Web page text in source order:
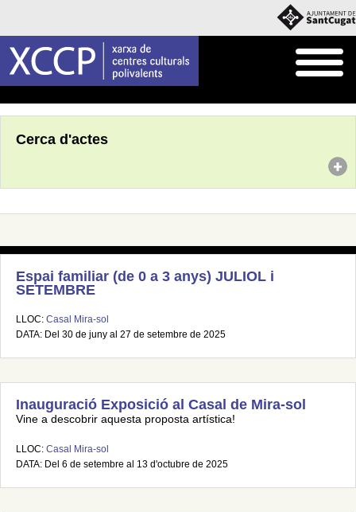
Cerca d'actes
Espai familiar (de 0 a 3 anys) JULIOL i
SETEMBRE
LLOC: Casal Mira-sol
DATA: Del 30 de juny al 27 de setembre de 2025
Inauguració Exposició al Casal de Mira-sol
Vine a descobrir aquesta proposta artística!
LLOC: Casal Mira-sol
DATA: Del 6 de setembre al 13 d'octubre de 2025